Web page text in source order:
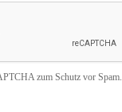
zum Schutz vor Spam.